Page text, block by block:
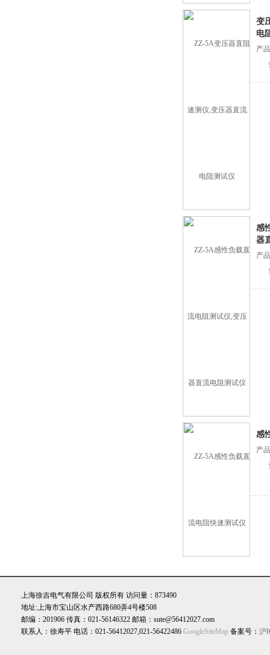
变
电
产
感
器
产
感
产
上海徐吉电气有限公司 版权所有 访问量：873490
地址:上海市宝山区水产西路680弄4号楼508
邮编：201906 传真：021-56146322 邮箱：sute@56412027.com
联系人：徐寿平 电话：021-56412027,021-56422486 GoogleSiteMap 备案号： 沪